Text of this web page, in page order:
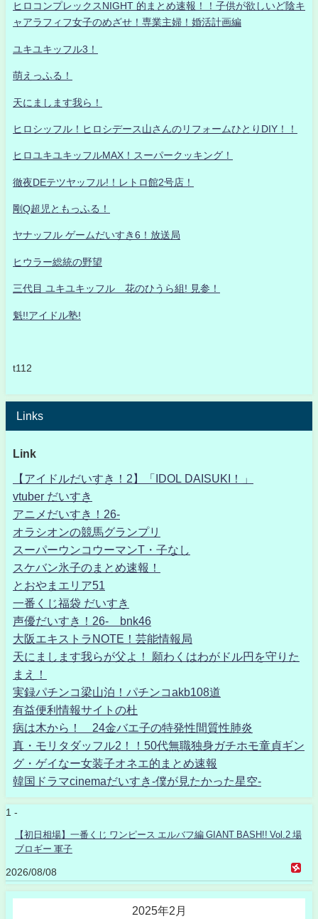
ヒロコンプレックスNIGHT 的まとめ速報！！子供が欲しいど陰キ
ャアラフィフ女子のめざせ！専業主婦！婚活計画編
ユキユキッフル3！
萌えっふる！
天にまします我ら！
ヒロシッフル！ヒロシデース山さんのリフォームひとりDIY！！
ヒロユキユキッフルMAX！スーパークッキング！
徹夜DEテツヤッフル!！レトロ館2号店！
剛Q超児ともっふる！
ヤナッフル ゲームだいすき6！放送局
ヒウラー総統の野望
三代目 ユキユキッフル 花のひうら組! 見参！
魁!!アイドル塾!
t112
Links
Link
【アイドルだいすき！2】「IDOL DAISUKI！」
vtuber だいすき
アニメだいすき！26-
オラシオンの競馬グランプリ
スーパーウンコウーマンT・子なし
スケバン氷子のまとめ速報！
とおやまエリア51
一番くじ福袋 だいすき
声優だいすき！26- bnk46
大阪エキストラNOTE！芸能情報局
天にまします我らが父よ！ 願わくはわがドル円を守りた
まえ！
実録パチンコ梁山泊！パチンコakb108道
有益便利情報サイトの杜
病は木から！ 24金バエ子の特発性間質性肺炎
真・モリタダッフル2！！50代無職独身ガチホモ童貞ギン
グ・ゲイなー女装子オネエ的まとめ速報
韓国ドラマcinemaだいすき-僕が見たかった星空-
1 -
【初日相場】一番くじ ワンピース エルバフ編 GIANT BASH!! Vol.2 場
ブロギー 軍子
2026/08/08
2025年2月